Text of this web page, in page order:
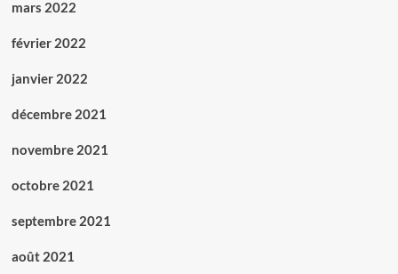
mars 2022
février 2022
janvier 2022
décembre 2021
novembre 2021
octobre 2021
septembre 2021
août 2021